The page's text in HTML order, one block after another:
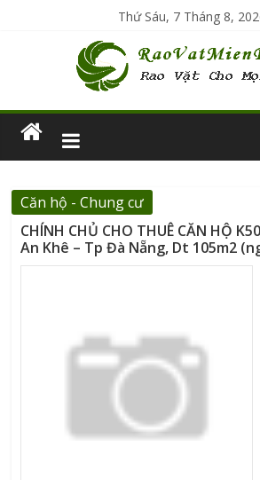
Thứ Sáu, 7 Tháng 8,
Căn hộ - Chung cư
CHÍNH CHỦ CHO THUÊ CĂN HỘ
An Khê – Tp Đà Nẵng, Dt 105m2